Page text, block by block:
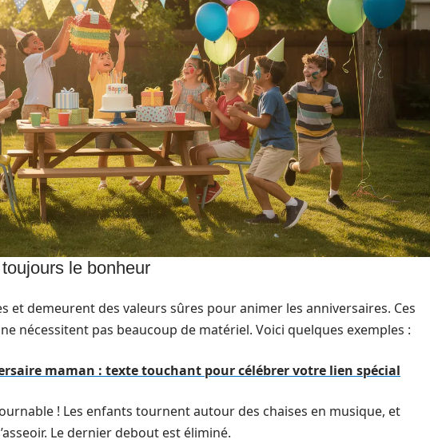
le bonheur
et demeurent des valeurs sûres pour animer les anniversaires. Ces
nécessitent pas beaucoup de matériel. Voici quelques exemples :
maman : texte touchant pour célébrer votre lien spécial
! Les enfants tournent autour des chaises en musique, et
Le dernier debout est éliminé.